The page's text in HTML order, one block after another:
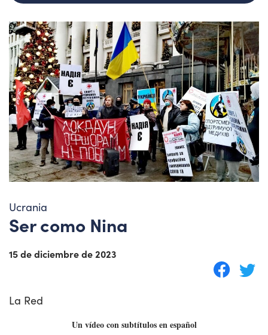
Ucrania
Ser como Nina
15 de diciembre de 2023
La Red
Un vídeo con subtítulos en español